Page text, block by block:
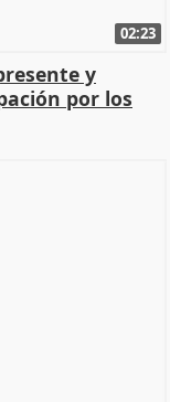
02:23
y
por los